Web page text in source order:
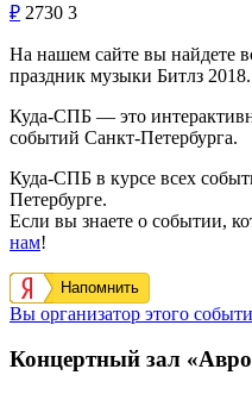
₽ 2730 3
На нашем сайте вы найдете
праздник музыки Битлз 2018.
Куда-СПБ — это
событий Санкт-Петербурга.
Куда-СПБ в курсе всех
Петербурге.
Если вы знаете о событии,
нам!
Напомнить
Вы организатор этого
Концертный зал